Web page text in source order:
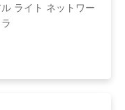
ライト ネットワー